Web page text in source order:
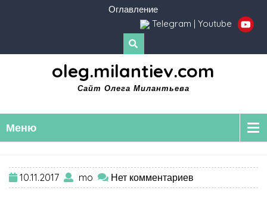
Оглавление
Telegram | Youtube
oleg.milantiev.com
Сайт Олега Милантьева
Меню
10.11.2017 mo Нет комментариев